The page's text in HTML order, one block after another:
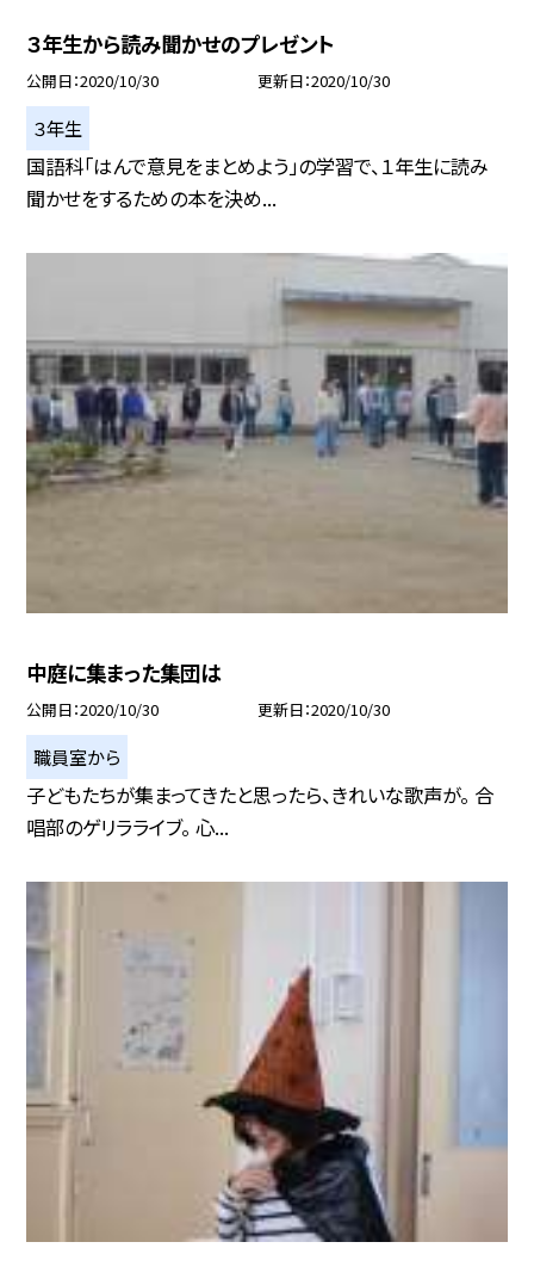
３年生から読み聞かせのプレゼント
公開日 2020/10/30 更新日 2020/10/30
３年生
国語科「はんで意見をまとめよう」の学習で、１年生に読み
聞かせをするための本を決め...
中庭に集まった集団は
公開日 2020/10/30 更新日 2020/10/30
職員室から
子どもたちが集まってきたと思ったら、きれいな歌声が。 合
唱部のゲリラライブ。 心...